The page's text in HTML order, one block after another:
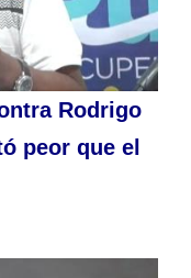
Rodrigo
peor que el